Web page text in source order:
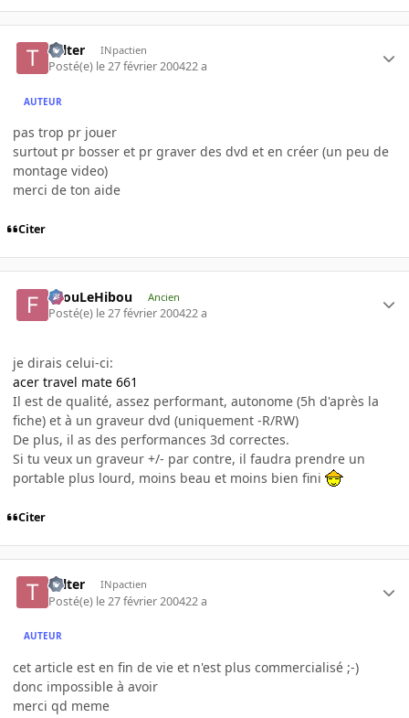
Tolter INpactien
Posté(e) le 27 février 200422 a
AUTEUR
pas trop pr jouer
surtout pr bosser et pr graver des dvd et en créer (un peu de
montage video)
merci de ton aide
Citer
FilouLeHibou Ancien
Posté(e) le 27 février 200422 a
je dirais celui-ci:
acer travel mate 661
Il est de qualité, assez performant, autonome (5h d'après la
fiche) et à un graveur dvd (uniquement -R/RW)
De plus, il as des performances 3d correctes.
Si tu veux un graveur +/- par contre, il faudra prendre un
portable plus lourd, moins beau et moins bien fini
Citer
Tolter INpactien
Posté(e) le 27 février 200422 a
AUTEUR
cet article est en fin de vie et n'est plus commercialisé ;-)
donc impossible à avoir
merci qd meme